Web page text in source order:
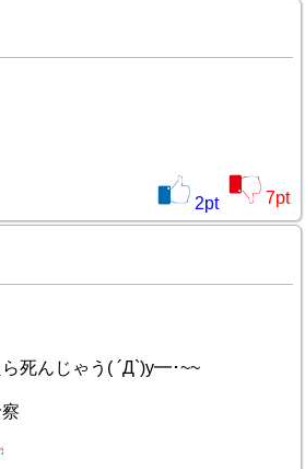
2pt 7pt
死んじゃう( ´Д`)y━･~~